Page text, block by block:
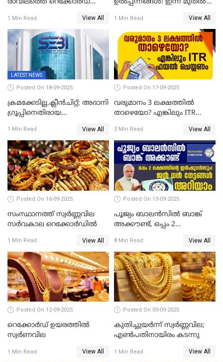
രാവിലത്തെ റെക്കോർഡ്
തവണ കൂടി; പവൻ വില
83,000 ലേക്ക്
1 Min Read View All
ഉൽപ്പന്നങ്ങൾ! ഇന്ന് മുതൽ
ഉപഭോക്താക്കൾക്ക്
1 Min Read View All
LATEST NEWS
Posted On 18-09-2025
ക്രമക്കേടില്ല,ക്ലീൻചിറ്റ്; അദാനി
​ഗ്രൂപ്പിനെതിരായ
തള്ളി സെബി
1 Min Read View All
Posted On 17-09-2025
വരുമാനം 3 ലക്ഷത്തിൽ
താഴെയോ? എങ്കിലും ITR
3 Min Read View All
Posted On 16-09-2025
സംസ്ഥാനത്ത് സ്വര്‍ണ്ണവില
സർവകാല റെക്കോർഡിൽ
1 Min Read View All
Posted On 13-09-2025
പൂജ്യം ബാലൻസിൽ ബാങ്ക്
അക്കൗണ്ട്, ഒപ്പം 2
ജൻ ധൻ നേട്ടങ്ങൾ അറിയാം
8 Min Read View All
Posted On 12-09-2025
റെക്കോര്‍ഡ് ഉയരത്തിൽ
സ്വര്‍ണവില
1 Min Read View All
Posted On 09-09-2025
കുതിച്ചുയർന്ന് സ്വർണ്ണവില;
എണ്‍പതിനായിരം കടന്നു
1 Min Read View All